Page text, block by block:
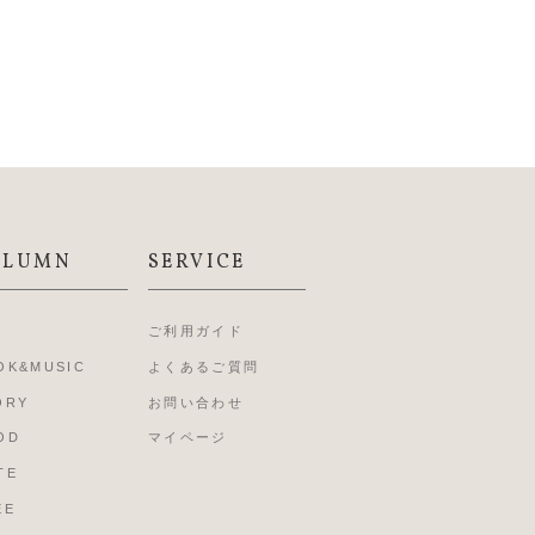
SERVICE
ご利用ガイド
よくあるご質問
お問い合わせ
マイページ